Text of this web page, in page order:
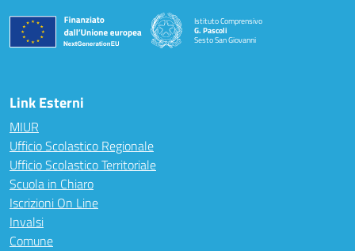
Istituto Comprensivo
G. Pascoli
Sesto San Giovanni
Link Esterni
MIUR
Ufficio Scolastico Regionale
Ufficio Scolastico Territoriale
Scuola in Chiaro
Iscrizioni On Line
Invalsi
Comune